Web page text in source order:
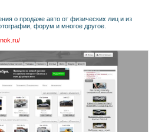
о продаже авто от физических лиц и из
форум и многое другое.